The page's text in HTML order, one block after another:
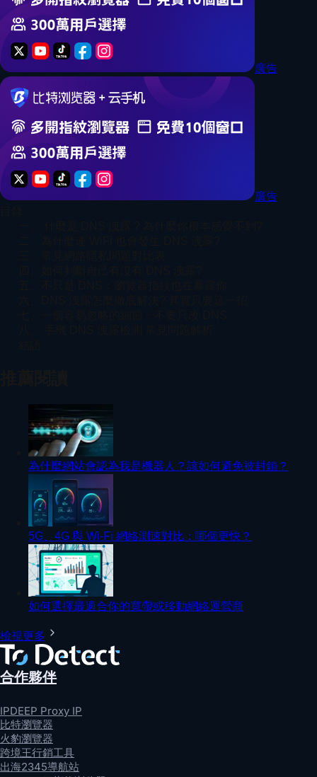
廣告
廣告
為什麼網站會認為我是機器人？該如何避免被封鎖？
5G、4G 與 Wi-Fi 網絡測速對比：哪個更快？
如何選擇最適合你的寬帶或移動網絡運營商
檢視更多
合作夥伴
IPDEEP Proxy IP
比特瀏覽器
火豹瀏覽器
跨境王行銷工具
出海2345導航站